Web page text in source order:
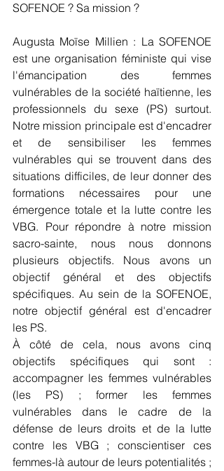
SOFENOE ? Sa mission ?
Augusta Moïse Millien : La SOFENOE
est une organisation féministe qui vise
l'émancipation des femmes
vulnérables de la société haïtienne, les
professionnels du sexe (PS) surtout.
Notre mission principale est d'encadrer
et de sensibiliser les femmes
vulnérables qui se trouvent dans des
situations difficiles, de leur donner des
formations nécessaires pour une
émergence totale et la lutte contre les
VBG. Pour répondre à notre mission
sacro-sainte, nous nous donnons
plusieurs objectifs. Nous avons un
objectif général et des objectifs
spécifiques. Au sein de la SOFENOE,
notre objectif général est d'encadrer
les PS.
À côté de cela, nous avons cinq
objectifs spécifiques qui sont :
accompagner les femmes vulnérables
(les PS) ; former les femmes
vulnérables dans le cadre de la
défense de leurs droits et de la lutte
contre les VBG ; conscientiser ces
femmes-là autour de leurs potentialités ;